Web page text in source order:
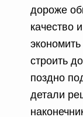
дороже
качество
строить
поздно
детали